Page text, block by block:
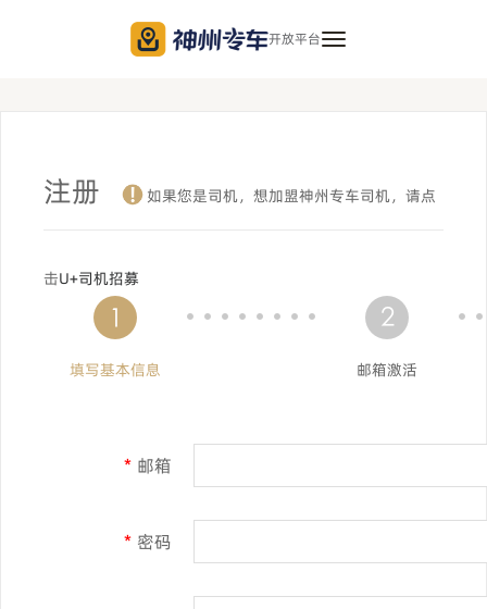
开放平台
导
注册 如果您是司机，想加盟神州专车司机，请点
击U+司机招募
填写基本信息 邮箱激活
* 邮箱
* 密码